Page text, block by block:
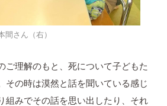
間さん（右）
ご理解のもと、死について子どもた
その時は漠然と話を聞いている感じ
組みでその話を思い出したり、それ